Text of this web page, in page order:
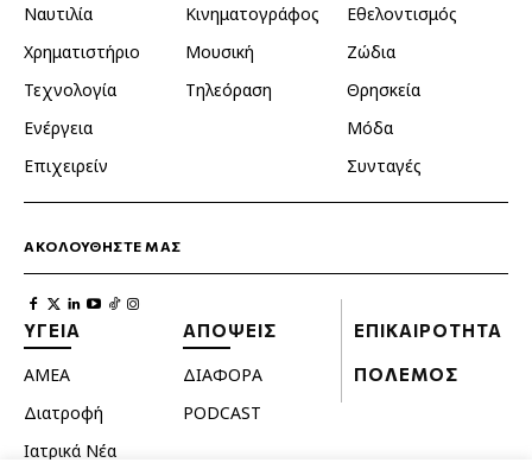
Ναυτιλία
Χρηματιστήριο
Τεχνολογία
Ενέργεια
Επιχειρείν
Κινηματογράφος
Μουσική
Τηλεόραση
Εθελοντισμός
Ζώδια
Θρησκεία
Μόδα
Συνταγές
ΑΚΟΛΟΥΘΗΣΤΕ ΜΑΣ
ΥΓΕΙΑ
ΑΜΕΑ
Διατροφή
Ιατρικά Νέα
ΑΠΟΨΕΙΣ
ΔΙΑΦΟΡΑ
PODCAST
ΕΠΙΚΑΙΡΟΤΗΤΑ
ΠΟΛΕΜΟΣ